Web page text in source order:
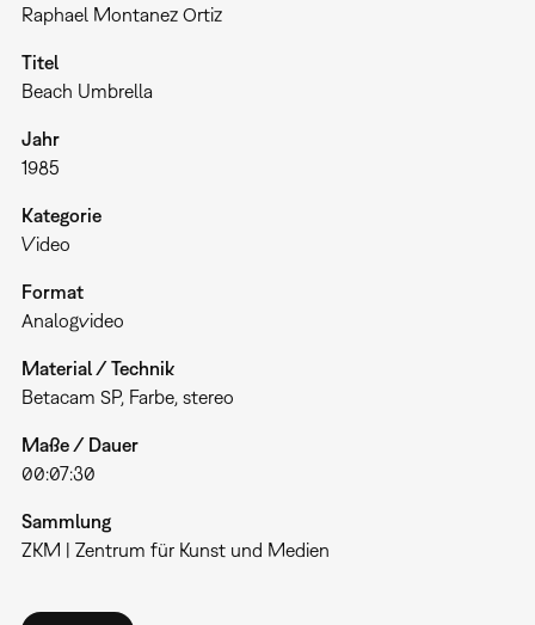
Raphael Montanez Ortiz
Titel
Beach Umbrella
Jahr
1985
Kategorie
Video
Format
Analogvideo
Material / Technik
Betacam SP, Farbe, stereo
Maße / Dauer
00:07:30
Sammlung
ZKM | Zentrum für Kunst und Medien